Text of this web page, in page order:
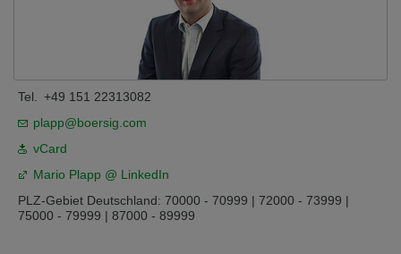
Tel.
+49 151 22313082
plapp@boersig.com
vCard
Mario Plapp @ LinkedIn
PLZ-Gebiet Deutschland: 70000 - 70999 | 72000 - 73999 |
75000 - 79999 | 87000 - 89999